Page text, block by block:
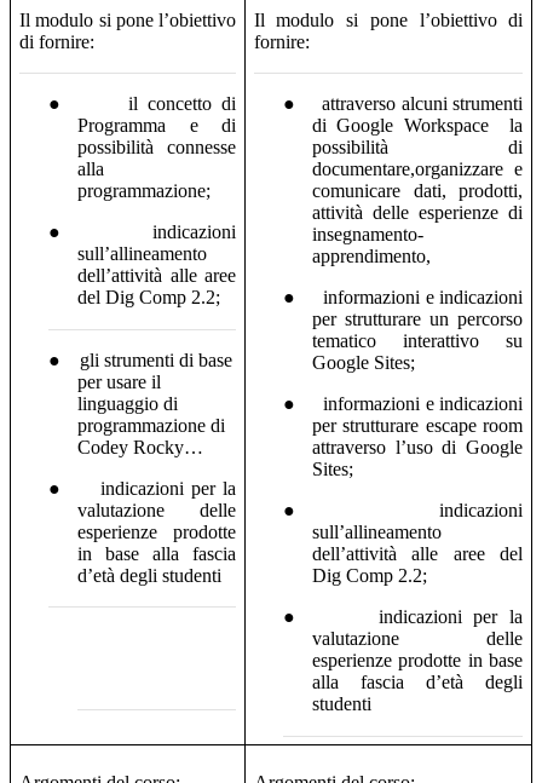
Il modulo si pone l’obiettivo
di fornire:
●
il concetto di
Programma e di
possibilità connesse
alla
programmazione;
●
indicazioni
sull’allineamento
dell’attività alle aree
del Dig Comp 2.2;
●
gli strumenti di base
per usare il
linguaggio di
programmazione di
Codey Rocky…
●
indicazioni per la
valutazione delle
esperienze prodotte
in base alla fascia
d’età degli studenti
Il modulo si pone l’obiettivo di
fornire:
●
attraverso alcuni strumenti
di Google Workspace
la
possibilità di
documentare,organizzare e
comunicare dati, prodotti,
attività delle esperienze di
insegnamento-
apprendimento,
●
informazioni e indicazioni
per strutturare un percorso
tematico interattivo su
Google Sites;
●
informazioni e indicazioni
per strutturare escape room
attraverso l’uso di Google
Sites;
●
indicazioni
sull’allineamento
dell’attività alle aree del
Dig Comp 2.2;
●
indicazioni per la
valutazione delle
esperienze prodotte in base
alla fascia d’età degli
studenti